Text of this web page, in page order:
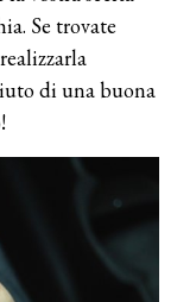
Se trovate
di una buona